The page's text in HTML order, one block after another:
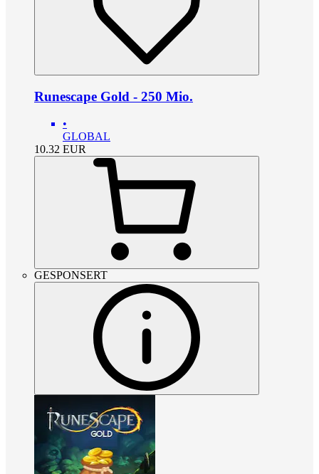
Runescape Gold - 250 Mio.
•
GLOBAL
10.32 EUR
GESPONSERT